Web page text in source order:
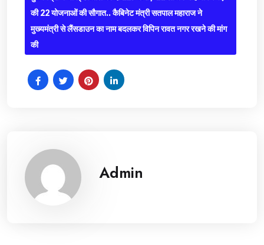
की 22 योजनाओं की सौगात.. कैबिनेट मंत्री सतपाल महाराज ने
मुख्यमंत्री से लैंसडाउन का नाम बदलकर विपिन रावत नगर रखने की मांग
की
Admin